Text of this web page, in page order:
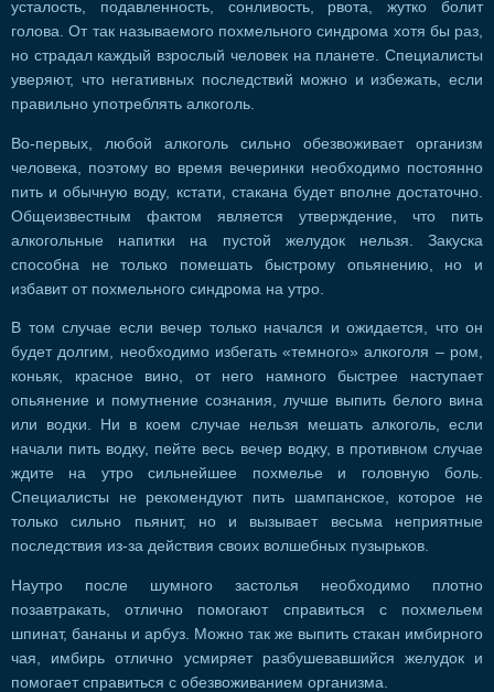
усталость, подавленность, сонливость, рвота, жутко болит
голова. От так называемого похмельного синдрома хотя бы раз,
но страдал каждый взрослый человек на планете. Специалисты
уверяют, что негативных последствий можно и избежать, если
правильно употреблять алкоголь.
Во-первых, любой алкоголь сильно обезвоживает организм
человека, поэтому во время вечеринки необходимо постоянно
пить и обычную воду, кстати, стакана будет вполне достаточно.
Общеизвестным фактом является утверждение, что пить
алкогольные напитки на пустой желудок нельзя. Закуска
способна не только помешать быстрому опьянению, но и
избавит от похмельного синдрома на утро.
В том случае если вечер только начался и ожидается, что он
будет долгим, необходимо избегать «темного» алкоголя – ром,
коньяк, красное вино, от него намного быстрее наступает
опьянение и помутнение сознания, лучше выпить белого вина
или водки. Ни в коем случае нельзя мешать алкоголь, если
начали пить водку, пейте весь вечер водку, в противном случае
ждите на утро сильнейшее похмелье и головную боль.
Специалисты не рекомендуют пить шампанское, которое не
только сильно пьянит, но и вызывает весьма неприятные
последствия из-за действия своих волшебных пузырьков.
Наутро после шумного застолья необходимо плотно
позавтракать, отлично помогают справиться с похмельем
шпинат, бананы и арбуз. Можно так же выпить стакан имбирного
чая, имбирь отлично усмиряет разбушевавшийся желудок и
помогает справиться с обезвоживанием организма.